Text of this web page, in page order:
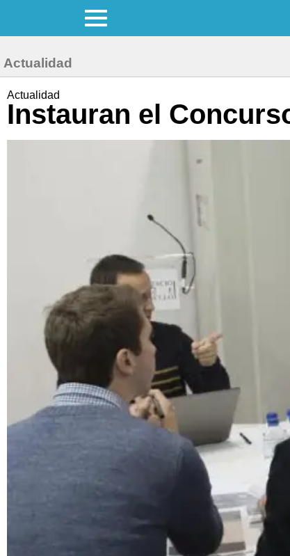
Actualidad
Actualidad
Instauran el